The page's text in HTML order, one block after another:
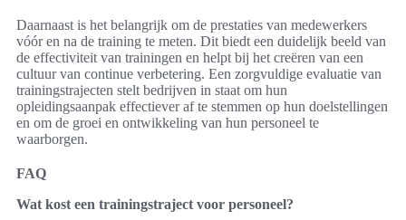
Daarnaast is het belangrijk om de prestaties van medewerkers
vóór en na de training te meten. Dit biedt een duidelijk beeld van
de effectiviteit van trainingen en helpt bij het creëren van een
cultuur van continue verbetering. Een zorgvuldige evaluatie van
trainingstrajecten stelt bedrijven in staat om hun
opleidingsaanpak effectiever af te stemmen op hun doelstellingen
en om de groei en ontwikkeling van hun personeel te
waarborgen.
FAQ
Wat kost een trainingstraject voor personeel?